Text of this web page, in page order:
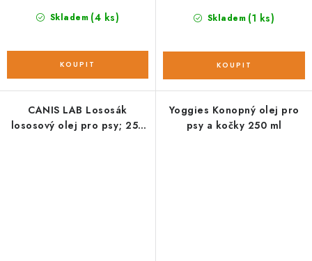
Skladem (4 ks) Skladem (1 ks)
CANIS LAB Lososák
lososový olej pro psy; 250
Yoggies Konopný olej pro
psy a kočky 250 ml